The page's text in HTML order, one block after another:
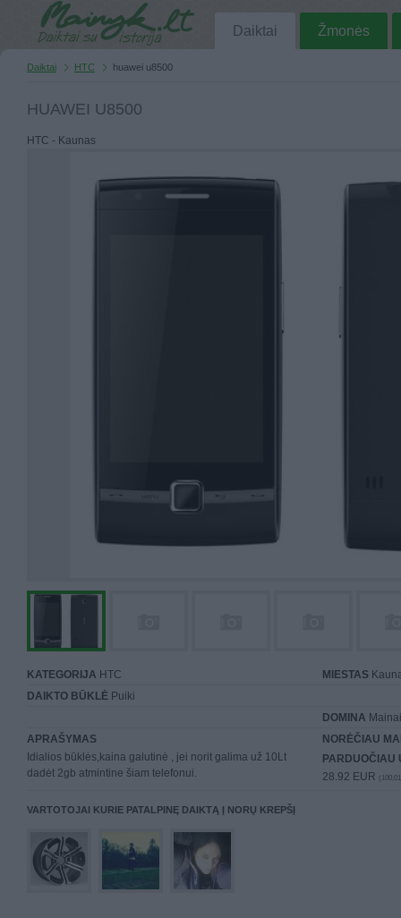
Daiktai Žmonės
Daiktai HTC huawei u8500
HUAWEI U8500
HTC - Kaunas
KATEGORIJA HTC MIESTAS
DAIKTO BŪKLĖ Puiki
DOMINA
APRAŠYMAS
Idialios būklės,kaina galutinė , jei norit galima už 10Lt
dadėt 2gb atmintine šiam telefonui.
NORĖČIAU
PARDUOČIAU
28.92 EUR
VARTOTOJAI KURIE PATALPINĘ DAIKTĄ Į NORŲ KREPŠĮ